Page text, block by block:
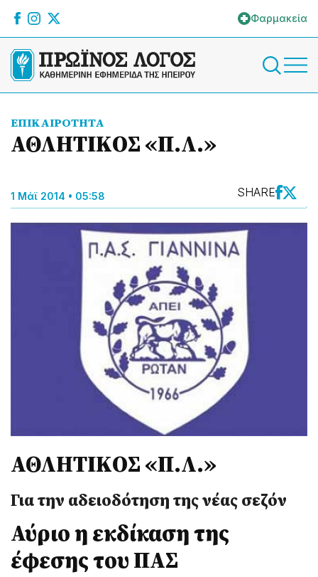
Φαρμακεία
ΕΠΙΚΑΙΡΟΤΗΤΑ
ΑΘΛΗΤΙΚOΣ «Π.Λ.»
1 Μάϊ 2014 • 05:58 SHARE
ΑΘΛΗΤΙΚOΣ «Π.Λ.»
Για την αδειοδότηση της νέας σεζόν
Αύριο η εκδίκαση της
έφεσης του ΠΑΣ